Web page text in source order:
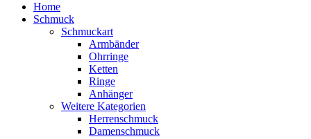
Home
Schmuck
Schmuckart
Armbänder
Ohrringe
Ketten
Ringe
Anhänger
Weitere Kategorien
Herrenschmuck
Damenschmuck